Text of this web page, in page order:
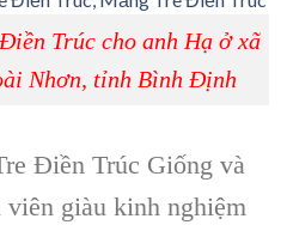
Trúc cho anh Hạ ở xã
Nhơn, tỉnh Bình Định
Điền Trúc Giống và
giàu kinh nghiệm